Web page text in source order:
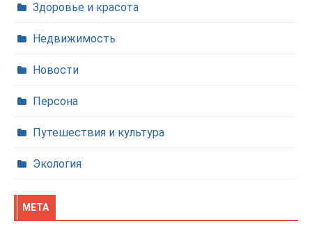
Здоровье и красота
Недвижимость
Новости
Персона
Путешествия и культура
Экология
МЕТА